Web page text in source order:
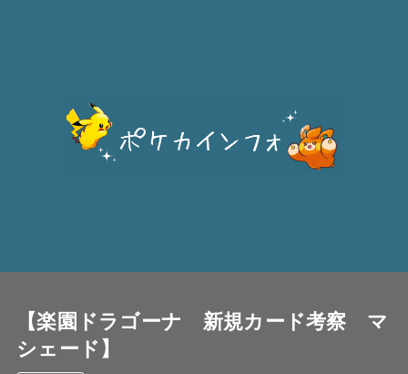
【楽園ドラゴーナ 新規カード考察 マ
シェード】